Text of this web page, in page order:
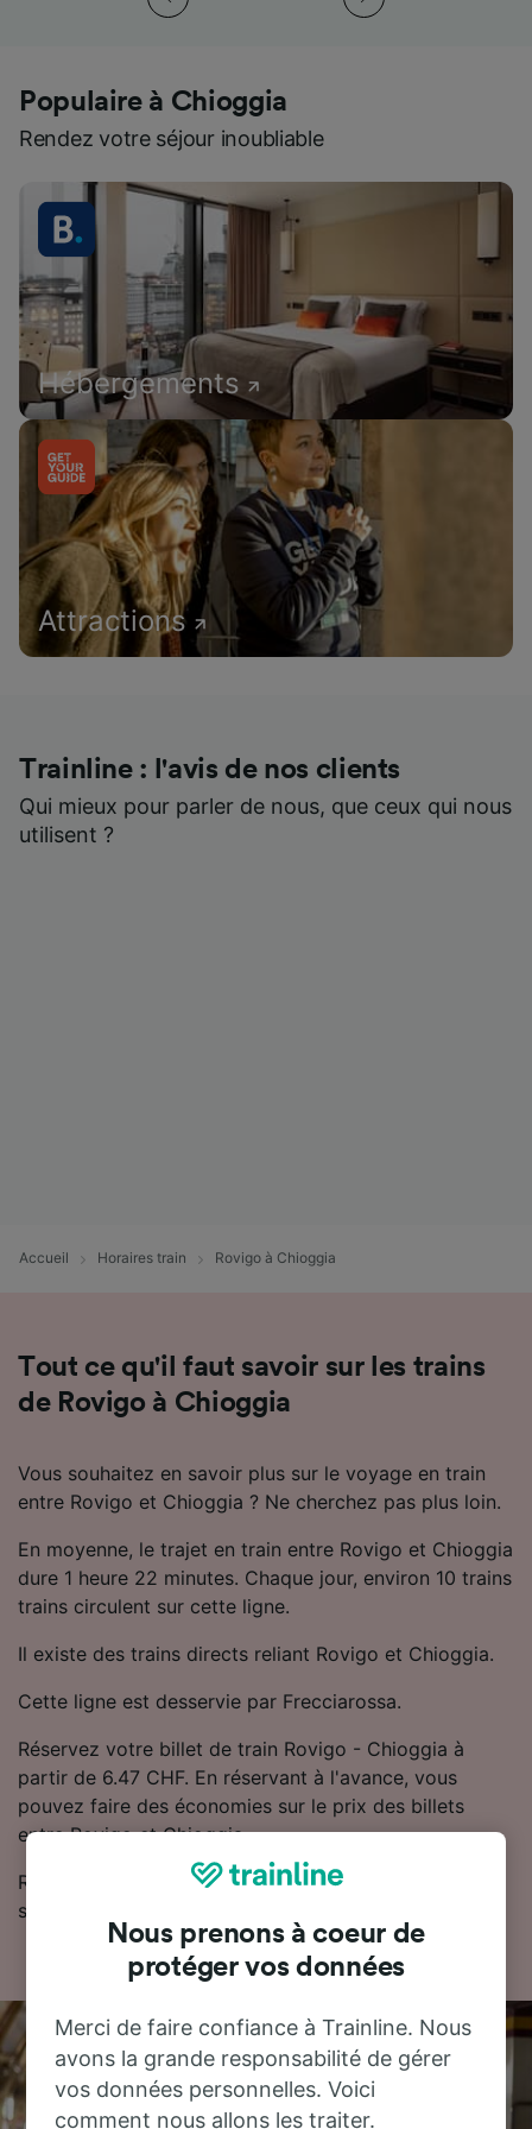
Populaire à Chioggia
Rendez votre séjour inoubliable
Hébergements
Attractions
Trainline : l'avis de nos clients
Qui mieux pour parler de nous, que ceux qui nous
utilisent ?
Accueil Horaires train Rovigo à Chioggia
Tout ce qu'il faut savoir sur les trains
de Rovigo à Chioggia
Vous souhaitez en savoir plus sur le voyage en train
entre Rovigo et Chioggia ? Ne cherchez pas plus loin.
En moyenne, le trajet en train entre Rovigo et Chioggia
dure 1 heure 22 minutes. Chaque jour, environ 10 trains
trains circulent sur cette ligne.
Il existe des trains directs reliant Rovigo et Chioggia.
Cette ligne est desservie par Frecciarossa.
Réservez votre billet de train Rovigo - Chioggia à
partir de 6.47 CHF. En réservant à l'avance, vous
pouvez faire des économies sur le prix des billets
entre Rovigo et Chioggia.
Retrouvez les horaires et les billets de train pas chers
sur notre planificateur de voyage.
Nous prenons à coeur de
protéger vos données
Merci de faire confiance à Trainline. Nous
avons la grande responsabilité de gérer
vos données personnelles. Voici
comment nous allons les traiter.